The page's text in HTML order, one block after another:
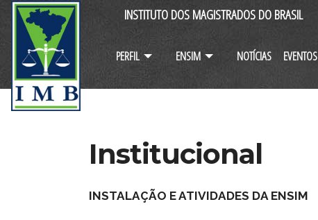
INSTITUTO DOS MAGISTRADOS DO BRASIL
PERFIL ENSIM NOTÍCIAS EVENTOS
Institucional
INSTALAÇÃO E ATIVIDADES DA ENSIM